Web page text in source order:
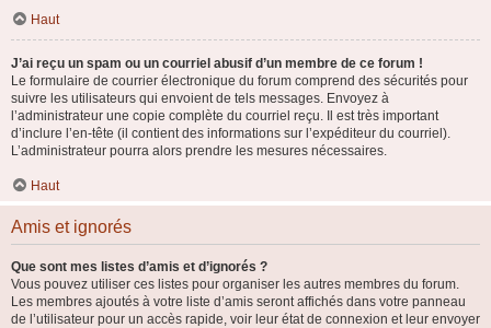
Haut
J’ai reçu un spam ou un courriel abusif d’un membre de ce forum !
Le formulaire de courrier électronique du forum comprend des sécurités pour
suivre les utilisateurs qui envoient de tels messages. Envoyez à
l’administrateur une copie complète du courriel reçu. Il est très important
d’inclure l’en-tête (il contient des informations sur l’expéditeur du courriel).
L’administrateur pourra alors prendre les mesures nécessaires.
Haut
Amis et ignorés
Que sont mes listes d’amis et d’ignorés ?
Vous pouvez utiliser ces listes pour organiser les autres membres du forum.
Les membres ajoutés à votre liste d’amis seront affichés dans votre panneau
de l’utilisateur pour un accès rapide, voir leur état de connexion et leur envoyer